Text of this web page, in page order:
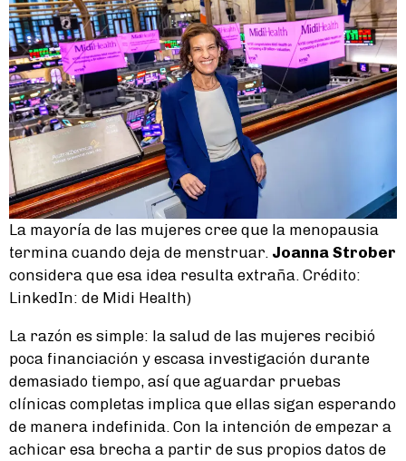
La mayoría de las mujeres cree que la menopausia
termina cuando deja de menstruar. Joanna Strober
considera que esa idea resulta extraña. Crédito:
LinkedIn: de Midi Health)
La razón es simple: la salud de las mujeres recibió
poca financiación y escasa investigación durante
demasiado tiempo, así que aguardar pruebas
clínicas completas implica que ellas sigan esperando
de manera indefinida. Con la intención de empezar a
achicar esa brecha a partir de sus propios datos de